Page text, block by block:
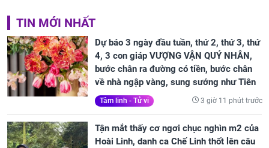
TIN MỚI NHẤT
Dự báo 3 ngày đầu tuần, thứ 2, thứ 3, thứ
4, 3 con giáp VƯỢNG VẬN QUÝ NHÂN,
bước chân ra đường có tiền, bước chân
về nhà ngập vàng, sung sướng như Tiên
Tâm linh - Tử vi 3 giờ 11 phút trước
Tận mắt thấy cơ ngơi chục nghìn m2 của
Hoài Linh, danh ca Chế Linh thốt lên câu